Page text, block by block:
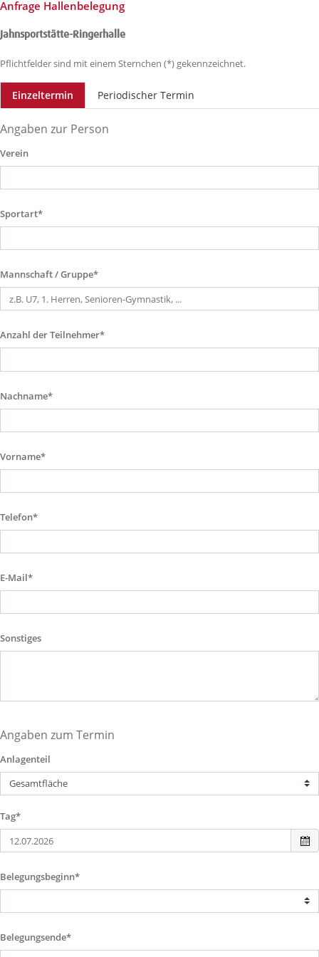
Anfrage Hallenbelegung
Jahnsportstätte-Ringerhalle
Pflichtfelder sind mit einem Sternchen (*) gekennzeichnet.
Einzeltermin Periodischer Termin
Angaben zur Person
Verein
Sportart*
Mannschaft / Gruppe*
Anzahl der Teilnehmer*
Nachname*
Vorname*
Telefon*
E-Mail*
Sonstiges
Angaben zum Termin
Anlagenteil
Tag*
Belegungsbeginn*
Belegungsende*